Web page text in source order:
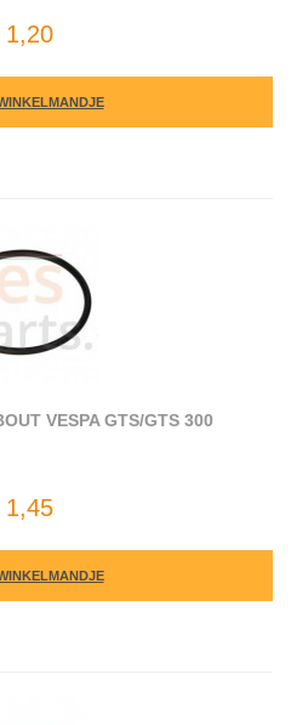
1,20
VESPA GTS/GTS 300
1,45